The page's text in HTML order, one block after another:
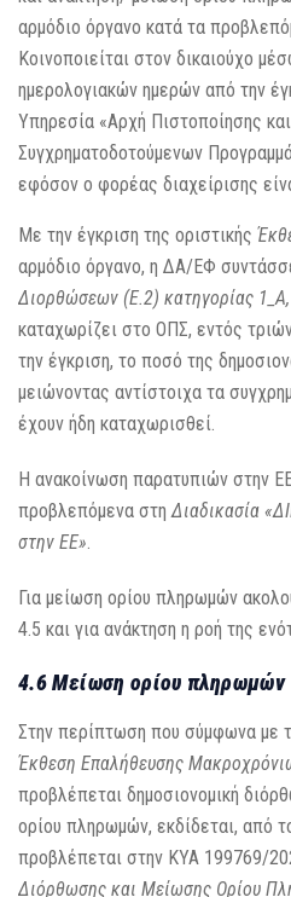
αρμόδιο όργανο κατά τα
Κοινοποιείται στον δικαιούχο
ημερολογιακών ημερών από την
Υπηρεσία «Αρχή Πιστοποίησης
Συγχρηματοδοτούμενων
εφόσον ο φορέας διαχείρισης
Με την έγκριση της οριστικής
αρμόδιο όργανο, η ΔΑ/ΕΦ
Διορθώσεων (Ε.2) κατηγορίας 1_Α,
καταχωρίζει στο ΟΠΣ, εντός
την έγκριση, το ποσό της
μειώνοντας αντίστοιχα τα
έχουν ήδη καταχωρισθεί.
Η ανακοίνωση παρατυπιών στην
προβλεπόμενα στηΔιαδικασία
στην ΕΕ».
Για μείωση ορίου πληρωμών
4.5 και για ανάκτηση η ροή της
4.6 Μείωση ορίου πληρωμών
Στην περίπτωση που σύμφωνα με
Έκθεση Επαλήθευσης
προβλέπεται δημοσιονομική
ορίου πληρωμών, εκδίδεται, από
προβλέπεται στην ΚΥΑ 199769/
Διόρθωσης και Μείωσης Ορίου